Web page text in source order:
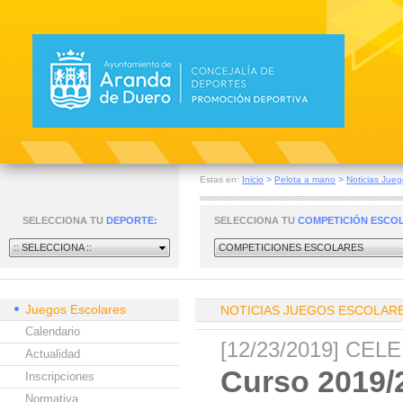
Estas en: Inicio > Pelota a mano > Noticias
SELECCIONA TU DEPORTE:
:: SELECCIONA ::
SELECCIONA TU COMPETICIÓN
COMPETICIONES ESCOLARES
Juegos Escolares
Calendario
Actualidad
Inscripciones
Normativa
NOTICIAS JUEGOS
[12/23/2019]
Curso 2019/